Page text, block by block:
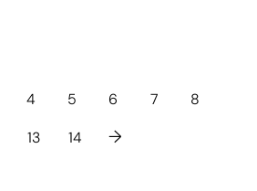
4 5 6 7
8
13 14 →